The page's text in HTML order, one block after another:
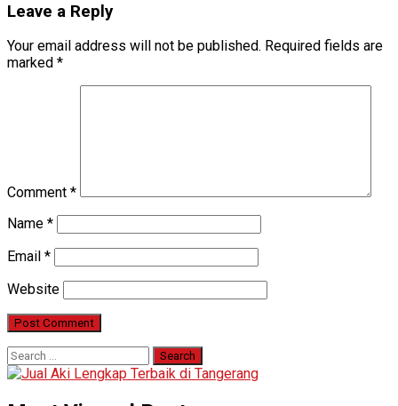
Leave a Reply
Your email address will not be published. Required fields are
marked *
Comment *
Name *
Email *
Website
Search
for: